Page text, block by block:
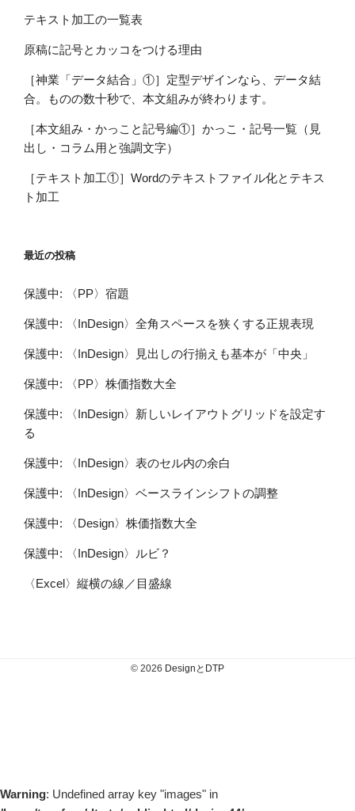
テキスト加工の一覧表
原稿に記号とカッコをつける理由
［神業「データ結合」①］定型デザインなら、データ結
合。ものの数十秒で、本文組みが終わります。
［本文組み・かっこと記号編①］かっこ・記号一覧（見
出し・コラム用と強調文字）
［テキスト加工①］Wordのテキストファイル化とテキス
ト加工
最近の投稿
保護中: 〈PP〉宿題
保護中: 〈InDesign〉全角スペースを狭くする正規表現
保護中: 〈InDesign〉見出しの行揃えも基本が「中央」
保護中: 〈PP〉株価指数大全
保護中: 〈InDesign〉新しいレイアウトグリッドを設定す
る
保護中: 〈InDesign〉表のセル内の余白
保護中: 〈InDesign〉ベースラインシフトの調整
保護中: 〈Design〉株価指数大全
保護中: 〈InDesign〉ルビ？
〈Excel〉縦横の線／目盛線
© 2026 DesignとDTP
Warning: Undefined array key "images" in